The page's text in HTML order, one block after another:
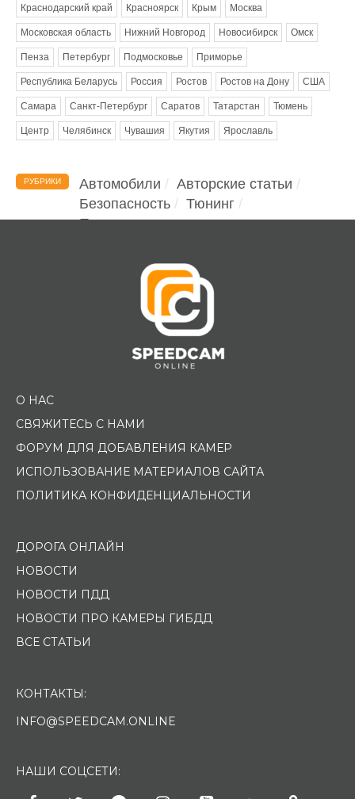
Краснодарский край Красноярск Крым Москва
Московская область Нижний Новгород Новосибирск Омск
Пенза Петербург Подмосковье Приморье
Республика Беларусь Россия Ростов Ростов на Дону США
Самара Санкт-Петербург Саратов Татарстан Тюмень
Центр Челябинск Чувашия Якутия Ярославль
РУБРИКИ Автомобили
Авторские статьи
Безопасность
Тюнинг
Помощь водителю
О НАС
СВЯЖИТЕСЬ С НАМИ
ФОРУМ ДЛЯ ДОБАВЛЕНИЯ КАМЕР
ИСПОЛЬЗОВАНИЕ МАТЕРИАЛОВ САЙТА
ПОЛИТИКА КОНФИДЕНЦИАЛЬНОСТИ
ДОРОГА ОНЛАЙН
НОВОСТИ
НОВОСТИ ПДД
НОВОСТИ ПРО КАМЕРЫ ГИБДД
ВСЕ СТАТЬИ
КОНТАКТЫ:
INFO@SPEEDCAM.ONLINE
НАШИ СОЦСЕТИ: